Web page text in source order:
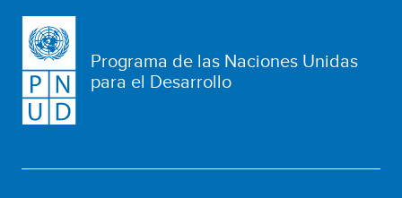
Programa de las Naciones Unidas
para el Desarrollo